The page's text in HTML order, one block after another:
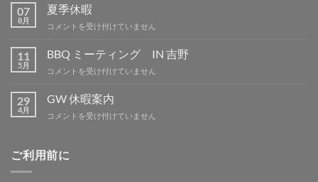
部
品
は
07
8月
夏季休暇
夏
休
暇
は
コメントを受け付けていません
11
5月
BBQ ミーティング IN 吉野
BBQ
ー
テ
ィ
IN
コメントを受け付けていません
29
4月
GW 休暇案内
GW
案
内
コメントを受け付けていません
ご利用前に